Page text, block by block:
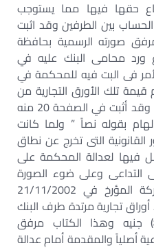
حقها فيها مما يستوجب
بين الطرفين وقد اثبت
صورته الرسمية بحافظة
ورد محامى البنك عليه في
وفوض الأمر فى البت فيه للمحكمة في
تلك الأورق التجارية من
الحساب بين الطرفين من عدمه وقد أثبت في الصفحة 20 منه
بقوله نصاً ” ولما كانت
التى تخرج عن نطاق
فيها لعدالة المحكمة على
وعلى ضوء الصورة
الضوئية من كتاب البنك للشركة المؤرخ في 21/11/2002
تجارية مرتدة طرف البنك
بقيمة اجمالية (8833210,40) جنيه وهذا الكتاب مرفق
أصلياً والمقدمة أمام عدالة